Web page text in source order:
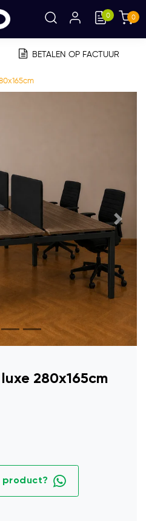
0 0
OP FACTUUR
280x165cm
product?